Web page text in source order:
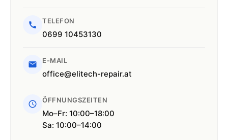
TELEFON
0699 10453130
E-MAIL
office@elitech-repair.at
ÖFFNUNGSZEITEN
Mo–Fr: 10:00–18:00
Sa: 10:00–14:00